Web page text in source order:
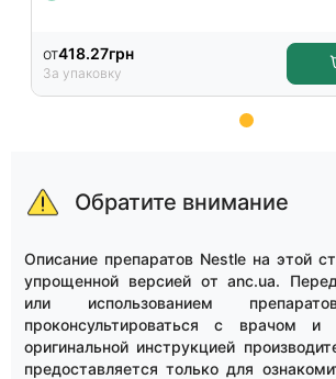
от418.27грн
За упаковку
15
Обратите внимание
Описание препаратов Nestle на этой
упрощенной версией от anc.ua.
или использованием
проконсультироваться с врачом и
оригинальной инструкцией
предоставляется только для